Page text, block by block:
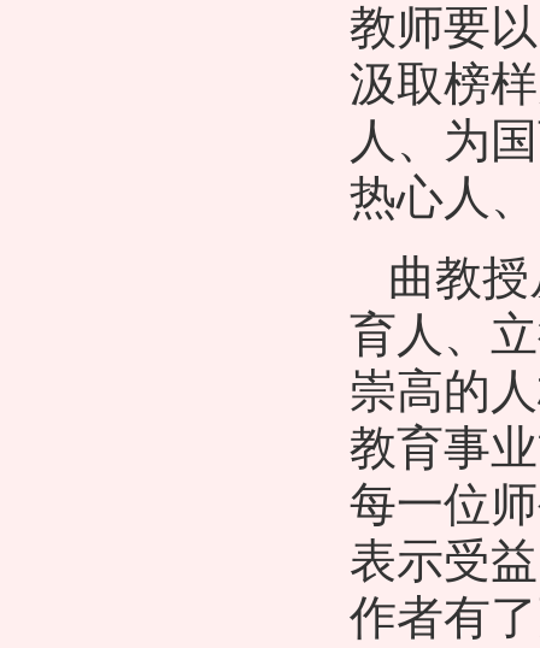
教师要
汲取榜
人、为
热心人
曲教
育人、
崇高的
教育事
每一位
表示受
作者有